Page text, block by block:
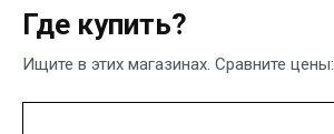
Где купить?
Ищите в этих магазинах. Сравните цены: